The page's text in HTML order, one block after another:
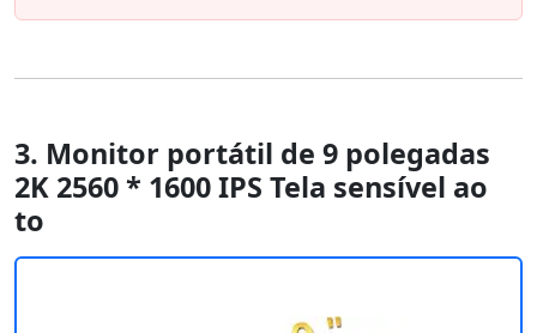
3. Monitor portátil de 9 polegadas
2K 2560 * 1600 IPS Tela sensível ao
to